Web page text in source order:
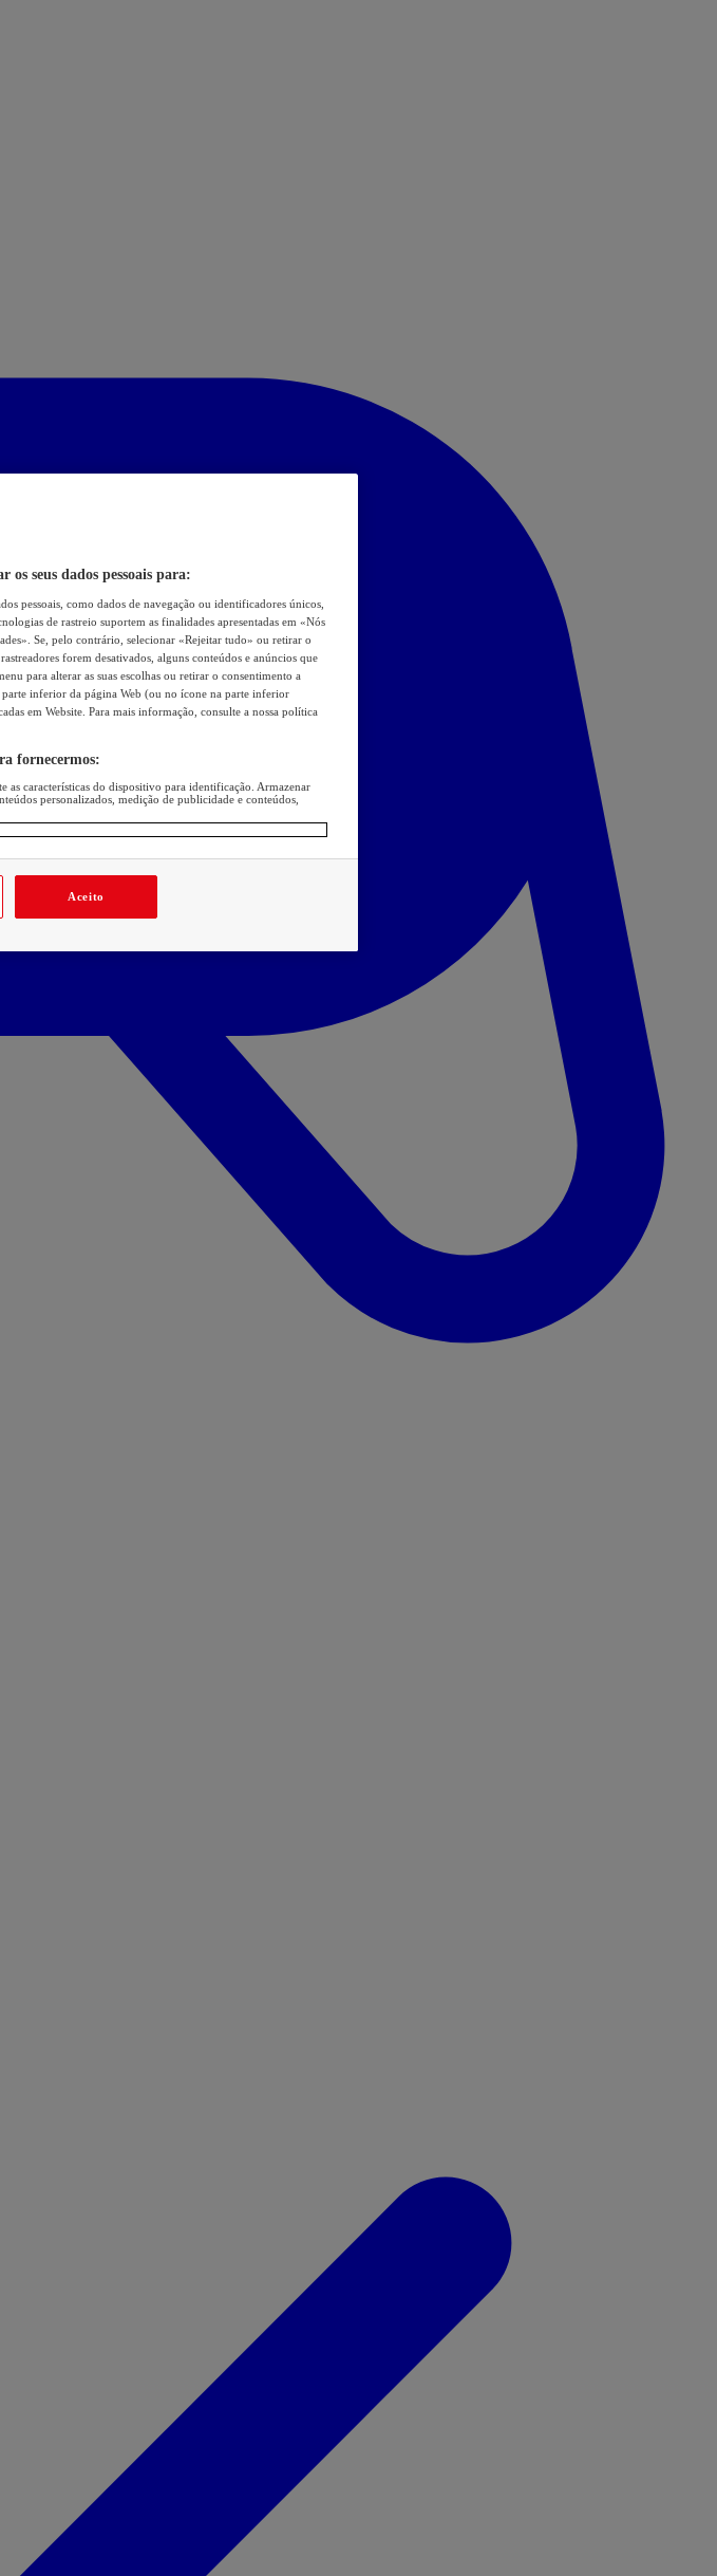
seus dados pessoais para:
pessoais, como dados de navegação ou identificadores únicos,
de rastreio suportem as finalidades apresentadas em «Nós
Se, pelo contrário, selecionar «Rejeitar tudo» ou retirar o
forem desativados, alguns conteúdos e anúncios que
para alterar as suas escolhas ou retirar o consentimento a
inferior da página Web (ou no ícone na parte inferior
em Website. Para mais informação, consulte a nossa política
fornecermos:
as características do dispositivo para identificação. Armazenar
personalizados, medição de publicidade e conteúdos,
Aceito